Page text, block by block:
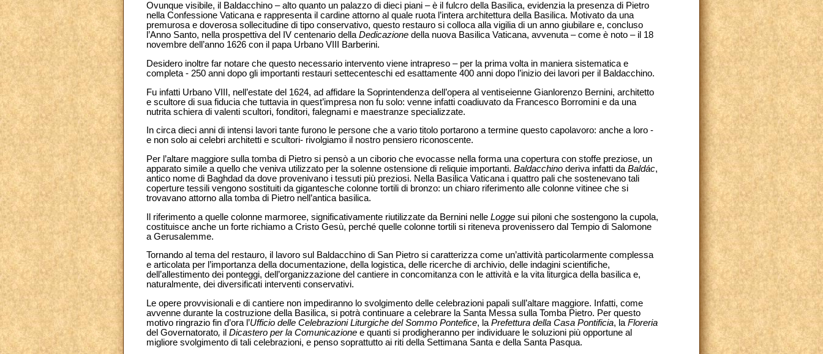
Ovunque visibile, il Baldacchino – alto quanto un palazzo di dieci piani – è il fulcro della Basilica, evidenzia la presenza di Pietro
nella Confessione Vaticana e rappresenta il cardine attorno al quale ruota l’intera architettura della Basilica. Motivato da una
premurosa e doverosa sollecitudine di tipo conservativo, questo restauro si colloca alla vigilia di un anno giubilare e, concluso
l’Anno Santo, nella prospettiva del IV centenario dellaDedicazione della nuova Basilica Vaticana, avvenuta – come è noto – il 18
novembre dell’anno 1626 con il papa Urbano VIII Barberini.
Desidero inoltre far notare che questo necessario intervento viene intrapreso – per la prima volta in maniera sistematica e
completa - 250 anni dopo gli importanti restauri settecenteschi ed esattamente 400 anni dopo l’inizio dei lavori per il Baldacchino.
Fu infatti Urbano VIII, nell’estate del 1624, ad affidare la Soprintendenza dell’opera al ventiseienne Gianlorenzo Bernini, architetto
e scultore di sua fiducia che tuttavia in quest’impresa non fu solo: venne infatti coadiuvato da Francesco Borromini e da una
nutrita schiera di valenti scultori, fonditori, falegnami e maestranze specializzate.
In circa dieci anni di intensi lavori tante furono le persone che a vario titolo portarono a termine questo capolavoro: anche a loro -
e non solo ai celebri architetti e scultori- rivolgiamo il nostro pensiero riconoscente.
Per l’altare maggiore sulla tomba di Pietro si pensò a un ciborio che evocasse nella forma una copertura con stoffe preziose, un
apparato simile a quello che veniva utilizzato per la solenne ostensione di reliquie importanti. Baldacchino deriva infatti da Baldác,
antico nome di Baghdad da dove provenivano i tessuti più preziosi. Nella Basilica Vaticana i quattro pali che sostenevano tali
coperture tessili vengono sostituiti da gigantesche colonne tortili di bronzo: un chiaro riferimento alle colonne vitinee che si
trovavano attorno alla tomba di Pietro nell’antica basilica.
Il riferimento a quelle colonne marmoree, significativamente riutilizzate da Bernini nelle Logge sui piloni che sostengono la cupola,
costituisce anche un forte richiamo a Cristo Gesù, perché quelle colonne tortili si riteneva provenissero dal Tempio di Salomone
a Gerusalemme.
Tornando al tema del restauro, il lavoro sul Baldacchino di San Pietro si caratterizza come un’attività particolarmente complessa
e articolata per l’importanza della documentazione, della logistica, delle ricerche di archivio, delle indagini scientifiche,
dell’allestimento dei ponteggi, dell’organizzazione del cantiere in concomitanza con le attività e la vita liturgica della basilica e,
naturalmente, dei diversificati interventi conservativi.
Le opere provvisionali e di cantiere non impediranno lo svolgimento delle celebrazioni papali sull’altare maggiore. Infatti, come
avvenne durante la costruzione della Basilica, si potrà continuare a celebrare la Santa Messa sulla Tomba Pietro. Per questo
motivo ringrazio fin d’ora l’Ufficio delle Celebrazioni Liturgiche del Sommo Pontefice, la Prefettura della Casa Pontificia, la Floreria
del Governatorato, il Dicastero per la Comunicazione e quanti si prodigheranno per individuare le soluzioni più opportune al
migliore svolgimento di tali celebrazioni, e penso soprattutto ai riti della Settimana Santa e della Santa Pasqua.